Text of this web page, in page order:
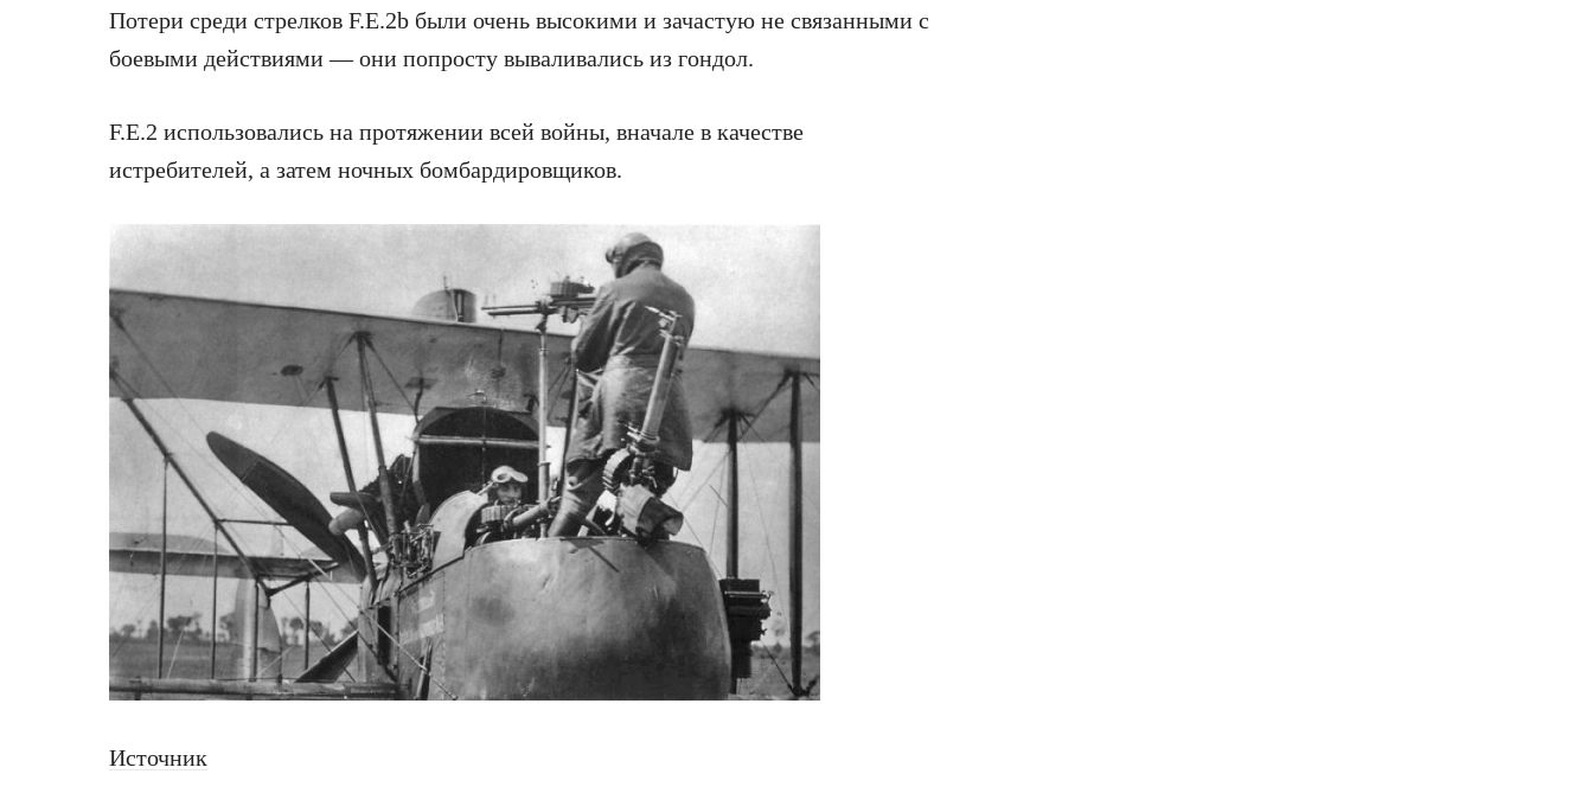
Потери среди стрелков F.E.2b были очень высокими и зачастую не связанными с
боевыми действиями — они попросту вываливались из гондол.
F.E.2 использовались на протяжении всей войны, вначале в качестве
истребителей, а затем ночных бомбардировщиков.
Источник